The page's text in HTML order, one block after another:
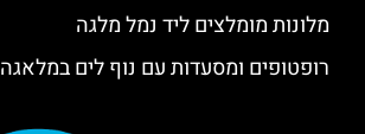
מלונות מומלצים ליד נמל מלגה
רופטופים ומסעדות עם נוף לים במלאגה